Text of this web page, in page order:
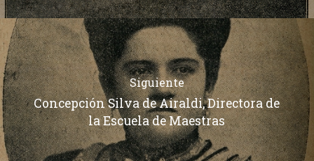
Siguiente
Concepción Silva de Airaldi, Directora de
la Escuela de Maestras